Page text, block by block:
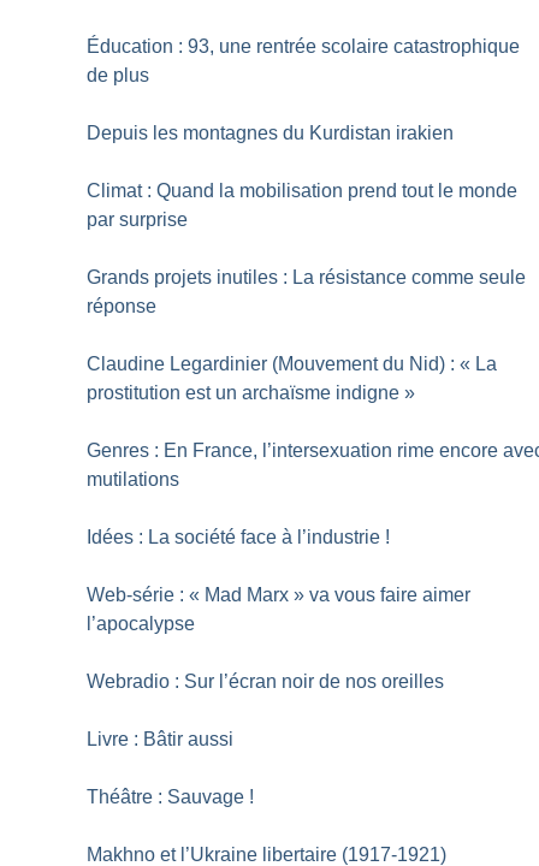
Éducation : 93, une rentrée scolaire catastrophique
de plus
Depuis les montagnes du Kurdistan irakien
Climat : Quand la mobilisation prend tout le monde
par surprise
Grands projets inutiles : La résistance comme seule
réponse
Claudine Legardinier (Mouvement du Nid) : « La
prostitution est un archaïsme indigne »
Genres : En France, l’intersexuation rime encore
mutilations
Idées : La société face à l’industrie !
Web-série : « Mad Marx » va vous faire aimer
l’apocalypse
Webradio : Sur l’écran noir de nos oreilles
Livre : Bâtir aussi
Théâtre : Sauvage !
Makhno et l’Ukraine libertaire (1917-1921)